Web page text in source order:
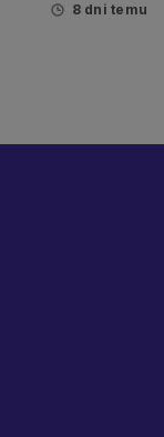
8 dni temu